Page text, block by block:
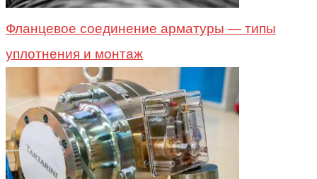
Фланцевое соединение арматуры — типы
уплотнения и монтаж